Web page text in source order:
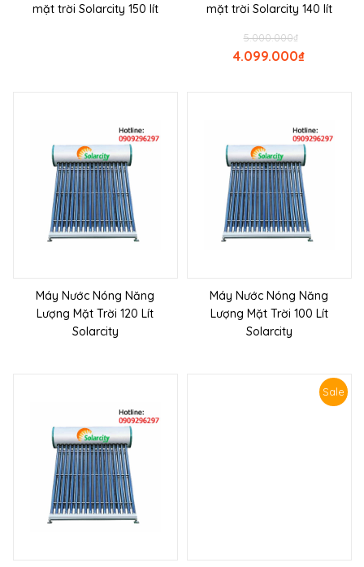
mặt trời Solarcity 150 lít
mặt trời Solarcity 140 lít
₫
5.000.000
₫
4.099.000
Máy Nước Nóng Năng
Lượng Mặt Trời 120 Lít
Solarcity
Máy Nước Nóng Năng
Lượng Mặt Trời 100 Lít
Solarcity
Sale